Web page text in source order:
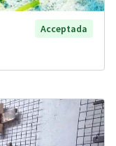
Acceptada